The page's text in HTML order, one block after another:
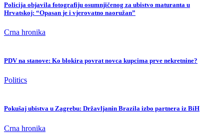
Policija objavila fotografiju osumnjičenog za ubistvo maturanta u
Hrvatskoj: “Opasan je i vjerovatno naoružan”
Crna hronika
PDV na stanove: Ko blokira povrat novca kupcima prve nekretnine?
Politics
Pokušaj ubistva u Zagrebu: Državljanin Brazila izbo partnera iz BiH
Crna hronika